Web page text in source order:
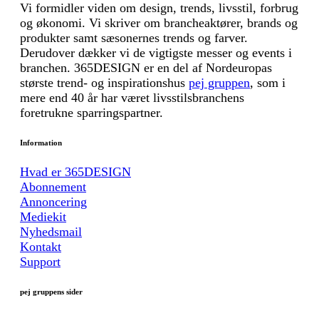
Vi formidler viden om design, trends, livsstil, forbrug
og økonomi. Vi skriver om brancheaktører, brands og
produkter samt sæsonernes trends og farver.
Derudover dækker vi de vigtigste messer og events i
branchen. 365DESIGN er en del af Nordeuropas
største trend- og inspirationshus pej gruppen, som i
mere end 40 år har været livsstilsbranchens
foretrukne sparringspartner.
Information
Hvad er 365DESIGN
Abonnement
Annoncering
Mediekit
Nyhedsmail
Kontakt
Support
pej gruppens sider